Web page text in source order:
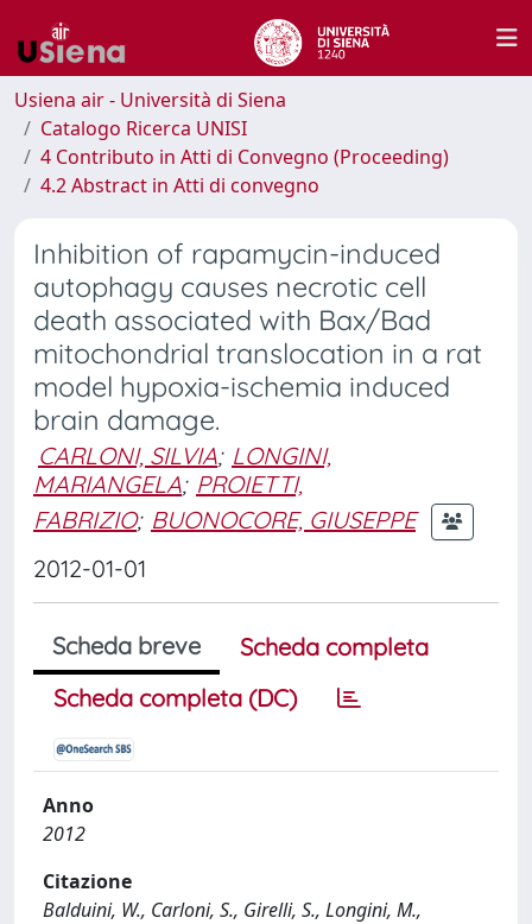
Usiena air - Università di Siena
Catalogo Ricerca UNISI
4 Contributo in Atti di Convegno (Proceeding)
4.2 Abstract in Atti di convegno
Inhibition of rapamycin-induced
autophagy causes necrotic cell
death associated with Bax/Bad
mitochondrial translocation in a rat
model hypoxia-ischemia induced
brain damage.
CARLONI, SILVIA; LONGINI,
MARIANGELA; PROIETTI,
FABRIZIO; BUONOCORE, GIUSEPPE
2012-01-01
Scheda breve
Scheda completa
Scheda completa (DC)
Anno
2012
Citazione
Balduini, W., Carloni, S., Girelli, S., Longini, M.,